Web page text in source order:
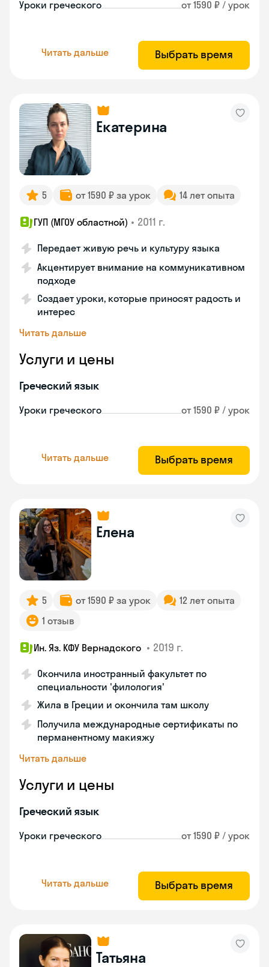
Уроки греческого от 1590 ₽ / урок
Читать дальше Выбрать время
Екатерина
5 от 1590 ₽ за урок 14 лет опыта
ГУП (МГОУ областной) • 2011 г.
Передает живую речь и культуру языка
Акцентирует внимание на коммуникативном
подходе
Создает уроки, которые приносят радость и
интерес
Читать дальше
Услуги и цены
Греческий язык
Уроки греческого от 1590 ₽ / урок
Читать дальше Выбрать время
Елена
5 от 1590 ₽ за урок
12 лет опыта
1 отзыв
Ин. Яз. КФУ Вернадского • 2019 г.
Окончила иностранный факультет по
специальности 'филология'
Жила в Греции и окончила там школу
Получила международные сертификаты по
перманентному макияжу
Читать дальше
Услуги и цены
Греческий язык
Уроки греческого от 1590 ₽ / урок
Читать дальше Выбрать время
Татьяна